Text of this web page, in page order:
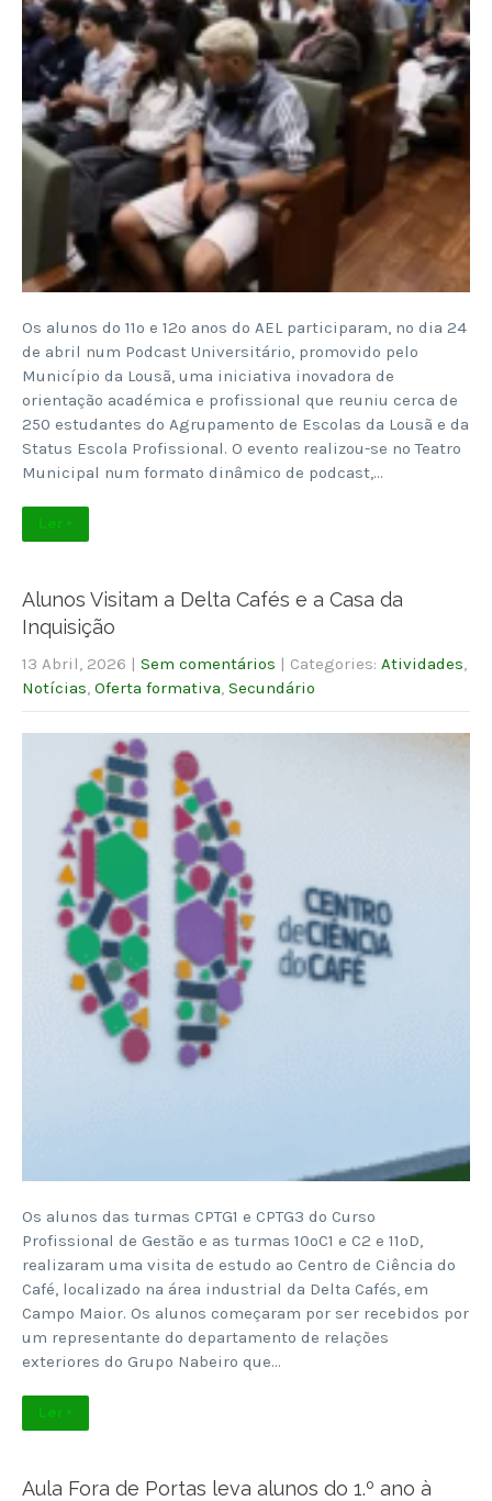
Os alunos do 11º e 12º anos do AEL participaram, no dia 24
de abril num Podcast Universitário, promovido pelo
Município da Lousã, uma iniciativa inovadora de
orientação académica e profissional que reuniu cerca de
250 estudantes do Agrupamento de Escolas da Lousã e da
Status Escola Profissional. O evento realizou-se no Teatro
Municipal num formato dinâmico de podcast,…
Ler +
Alunos Visitam a Delta Cafés e a Casa da
Inquisição
13 Abril, 2026 | Sem comentários | Categories: Atividades
Notícias Oferta formativa Secundário
Os alunos das turmas CPTG1 e CPTG3 do Curso
Profissional de Gestão e as turmas 10ºC1 e C2 e 11ºD,
realizaram uma visita de estudo ao Centro de Ciência do
Café, localizado na área industrial da Delta Cafés, em
Campo Maior. Os alunos começaram por ser recebidos por
um representante do departamento de relações
exteriores do Grupo Nabeiro que…
Ler +
Aula Fora de Portas leva alunos do 1.º ano à